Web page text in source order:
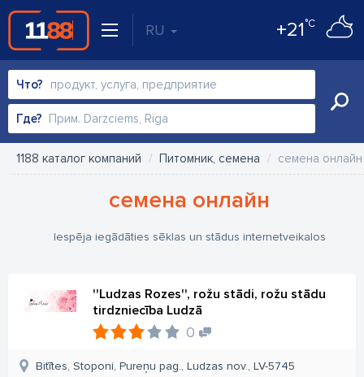
RU +21°C
Что?
Где?
1188 каталог компаний Питомник, семена семена онлайн
семена онлайн
Iespēja iegādāties sēklas un stādus internetveikalos
''Ludzas Rozes'', rožu stādi, rožu stādu
tirdzniecība Ludzā
0
Bitītes, Stoponi, Pureņu pag., Ludzas nov., LV-5745